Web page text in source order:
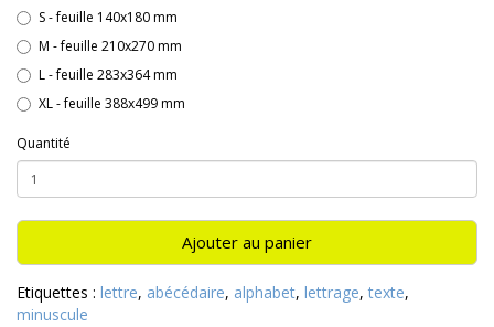
S - feuille 140x180 mm
M - feuille 210x270 mm
L - feuille 283x364 mm
XL - feuille 388x499 mm
Quantité
Ajouter au panier
Etiquettes : lettre, abécédaire, alphabet, lettrage,texte,
minuscule